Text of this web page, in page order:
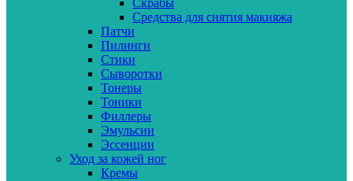
Средства для снятия макияжа
Патчи
Пилинги
Стики
Сыворотки
Тонеры
Тоники
Филлеры
Эмульсии
Эссенции
Уход за кожей ног
Кремы